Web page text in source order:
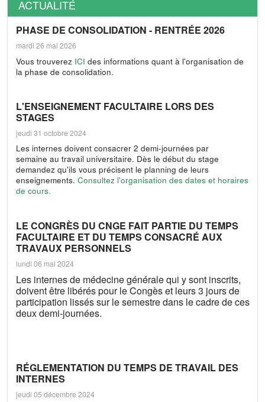
ACTUALITÉ
PHASE DE CONSOLIDATION - RENTRÉE 2026
mardi 26 mai 2026
Vous trouverez ICI des informations quant à l'organisation de
la phase de consolidation.
L'ENSEIGNEMENT FACULTAIRE LORS DES
STAGES
jeudi 31 octobre 2024
Les internes doivent consacrer 2 demi-journées par
semaine au travail universitaire. Dès le début du stage
demandez qu'ils vous précisent le planning de leurs
enseignements. Consultez l'organisation des dates et horaires
de cours.
LE CONGRÈS DU CNGE FAIT PARTIE DU TEMPS
FACULTAIRE ET DU TEMPS CONSACRÉ AUX
TRAVAUX PERSONNELS
lundi 06 mai 2024
Les internes de médecine générale qui y sont inscrits,
doivent être libérés pour le Congès et leurs 3 jours de
participation lissés sur le semestre dans le cadre de ces
deux demi-journées.
RÉGLEMENTATION DU TEMPS DE TRAVAIL DES
INTERNES
jeudi 05 décembre 2024